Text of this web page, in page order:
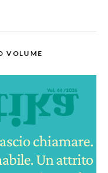
VOLUME